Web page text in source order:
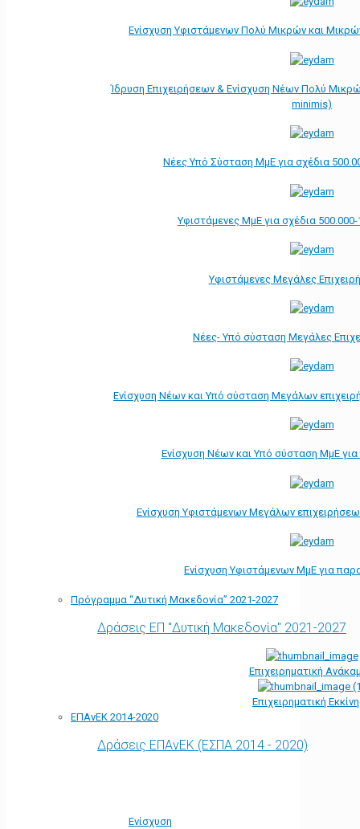
Ενίσχυση Υφιστάμενων Πολύ Μικρών και
Ίδρυση Επιχειρήσεων & Ενίσχυση Νέων Πολύ
minimis)
Νέες Υπό Σύσταση ΜμΕ για σχέδια
Υφιστάμενες ΜμΕ για σχέδια
Υφιστάμενες Μεγάλες
Νέες- Υπό σύσταση Μεγάλες
Ενίσχυση Νέων και Υπό σύσταση Μεγάλων
Ενίσχυση Νέων και Υπό σύσταση ΜμΕ
Ενίσχυση Υφιστάμενων Μεγάλων
Ενίσχυση Υφιστάμενων ΜμΕ για
Πρόγραμμα “Δυτική Μακεδονία” 2021-2027
Δράσεις ΕΠ "Δυτική Μακεδονία" 2021-2027
Επιχειρηματική
Επιχειρηματική
ΕΠΑνΕΚ 2014-2020
Δράσεις ΕΠΑνΕΚ (ΕΣΠΑ 2014 - 2020)
Ενίσχυση